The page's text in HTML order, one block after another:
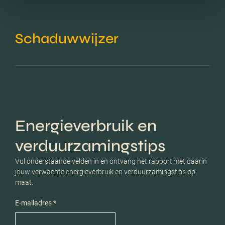
Schaduwwijzer
Energieverbruik en
verduurzamingstips
Vul onderstaande velden in en ontvang het rapport met daarin
jouw verwachte energieverbruik en verduurzamingstips op
maat.
E-mailadres *